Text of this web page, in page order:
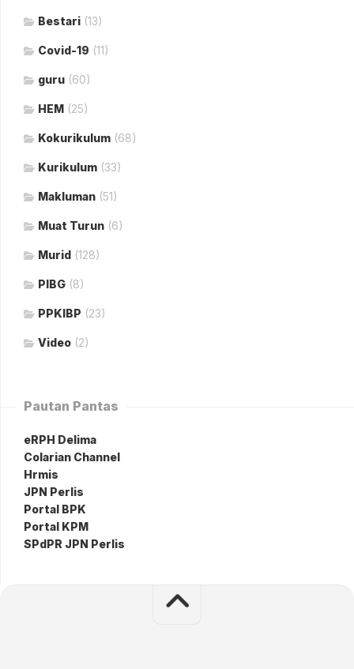
Bestari (13)
Covid-19 (11)
guru (60)
HEM (25)
Kokurikulum (68)
Kurikulum (33)
Makluman (51)
Muat Turun (6)
Murid (128)
PIBG (8)
PPKIBP (23)
Video (2)
Pautan Pantas
eRPH Delima
Colarian Channel
Hrmis
JPN Perlis
Portal BPK
Portal KPM
SPdPR JPN Perlis